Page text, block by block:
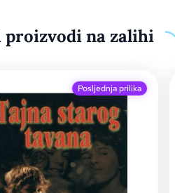
proizvodi na zalihi
Posljednja prilika